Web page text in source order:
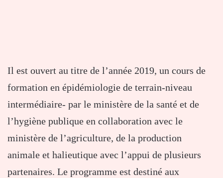
Il est ouvert au titre de l’année 2019, un cours de
formation en épidémiologie de terrain-niveau
intermédiaire- par le ministère de la santé et de
l’hygiène publique en collaboration avec le
ministère de l’agriculture, de la production
animale et halieutique avec l’appui de plusieurs
partenaires. Le programme est destiné aux